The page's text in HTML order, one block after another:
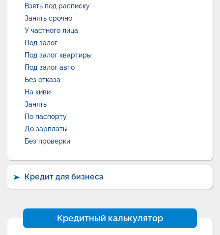
Взять под расписку
Занять срочно
У частного лица
Под залог
Под залог квартиры
Под залог авто
Без отказа
На киви
Занять
По паспорту
До зарплаты
Без проверки
Кредит для бизнеса
Кредитный калькулятор